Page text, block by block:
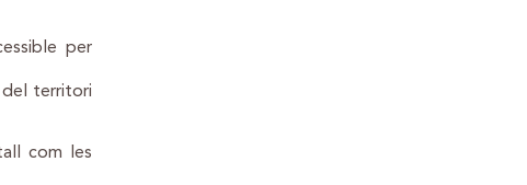
per
del territori
com les